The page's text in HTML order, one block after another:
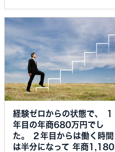
経験ゼロからの状態で、 １
年目の年商680万円でし
た。 ２年目からは働く時間
は半分になって 年商1,180